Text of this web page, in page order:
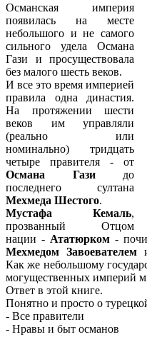
Османская империя
появилась на месте
небольшого и не самого
сильного удела Османа
Гази и просуществовала
без малого шесть веков.
И все это время империей
правила одна династия.
На протяжении шести
веков им управляли
(реально или
номинально) тридцать
четыре правителя - от
Османа Газидо
последнего султана
Мехмеда Шестого.
Мустафа Кемаль,
прозванный Отцом
нации - Ататюрком -
Мехмедом Завоевателем
Как же небольшому
могущественных империй
Ответ в этой книге.
Понятно и просто о
- Все правители
- Нравы и быт османов